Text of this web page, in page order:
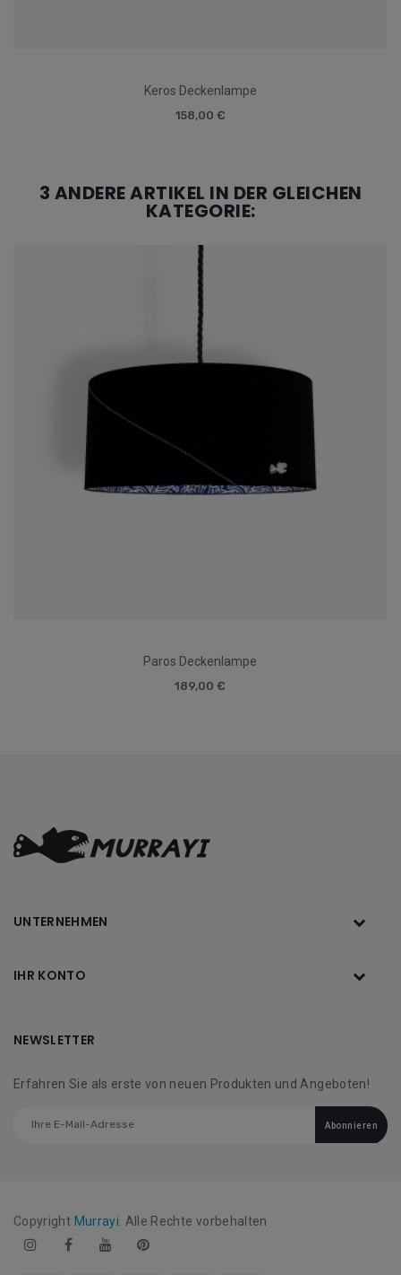
Keros Deckenlampe
158,00 €
3 ANDERE ARTIKEL IN DER GLEICHEN
KATEGORIE:
Paros Deckenlampe
189,00 €
UNTERNEHMEN
IHR KONTO
NEWSLETTER
Erfahren Sie als erste von neuen Produkten und Angeboten!
Abonnieren
Copyright Murrayi . Alle Rechte vorbehalten